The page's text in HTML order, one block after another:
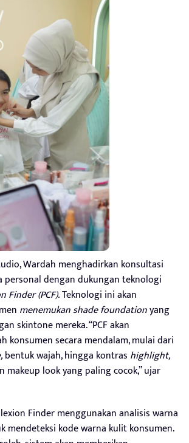
Wardah menghadirkan konsultasi
personal dengan dukungan teknologi
Finder (PCF).Teknologi ini akan
menemukan shade foundationyang
skintone mereka. “PCF akan
konsumen secara mendalam, mulai dari
bentuk wajah, hingga kontras highlight,
makeup look yang paling cocok,” ujar
Finder menggunakan analisis warna
mendeteksi kode warna kulit konsumen.